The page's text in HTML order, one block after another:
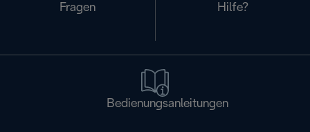
Fragen
Hilfe?
Bedienungsanleitungen